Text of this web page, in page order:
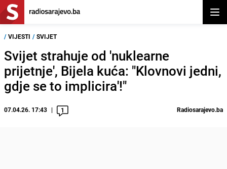
/ VIJESTI / SVIJET
Svijet strahuje od 'nuklearne
prijetnje', Bijela kuća: "Klovnovi jedni,
gdje se to implicira'!"
07.04.26. 17:43 1 Radiosarajevo.ba